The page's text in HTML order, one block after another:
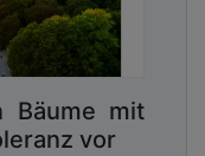
Bäume mit
vor